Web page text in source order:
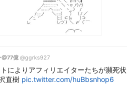
@77億 @ggrks927
によりアフィリエイターたちが瀕死状
直樹 pic.twitter.com/huBbsnhop6